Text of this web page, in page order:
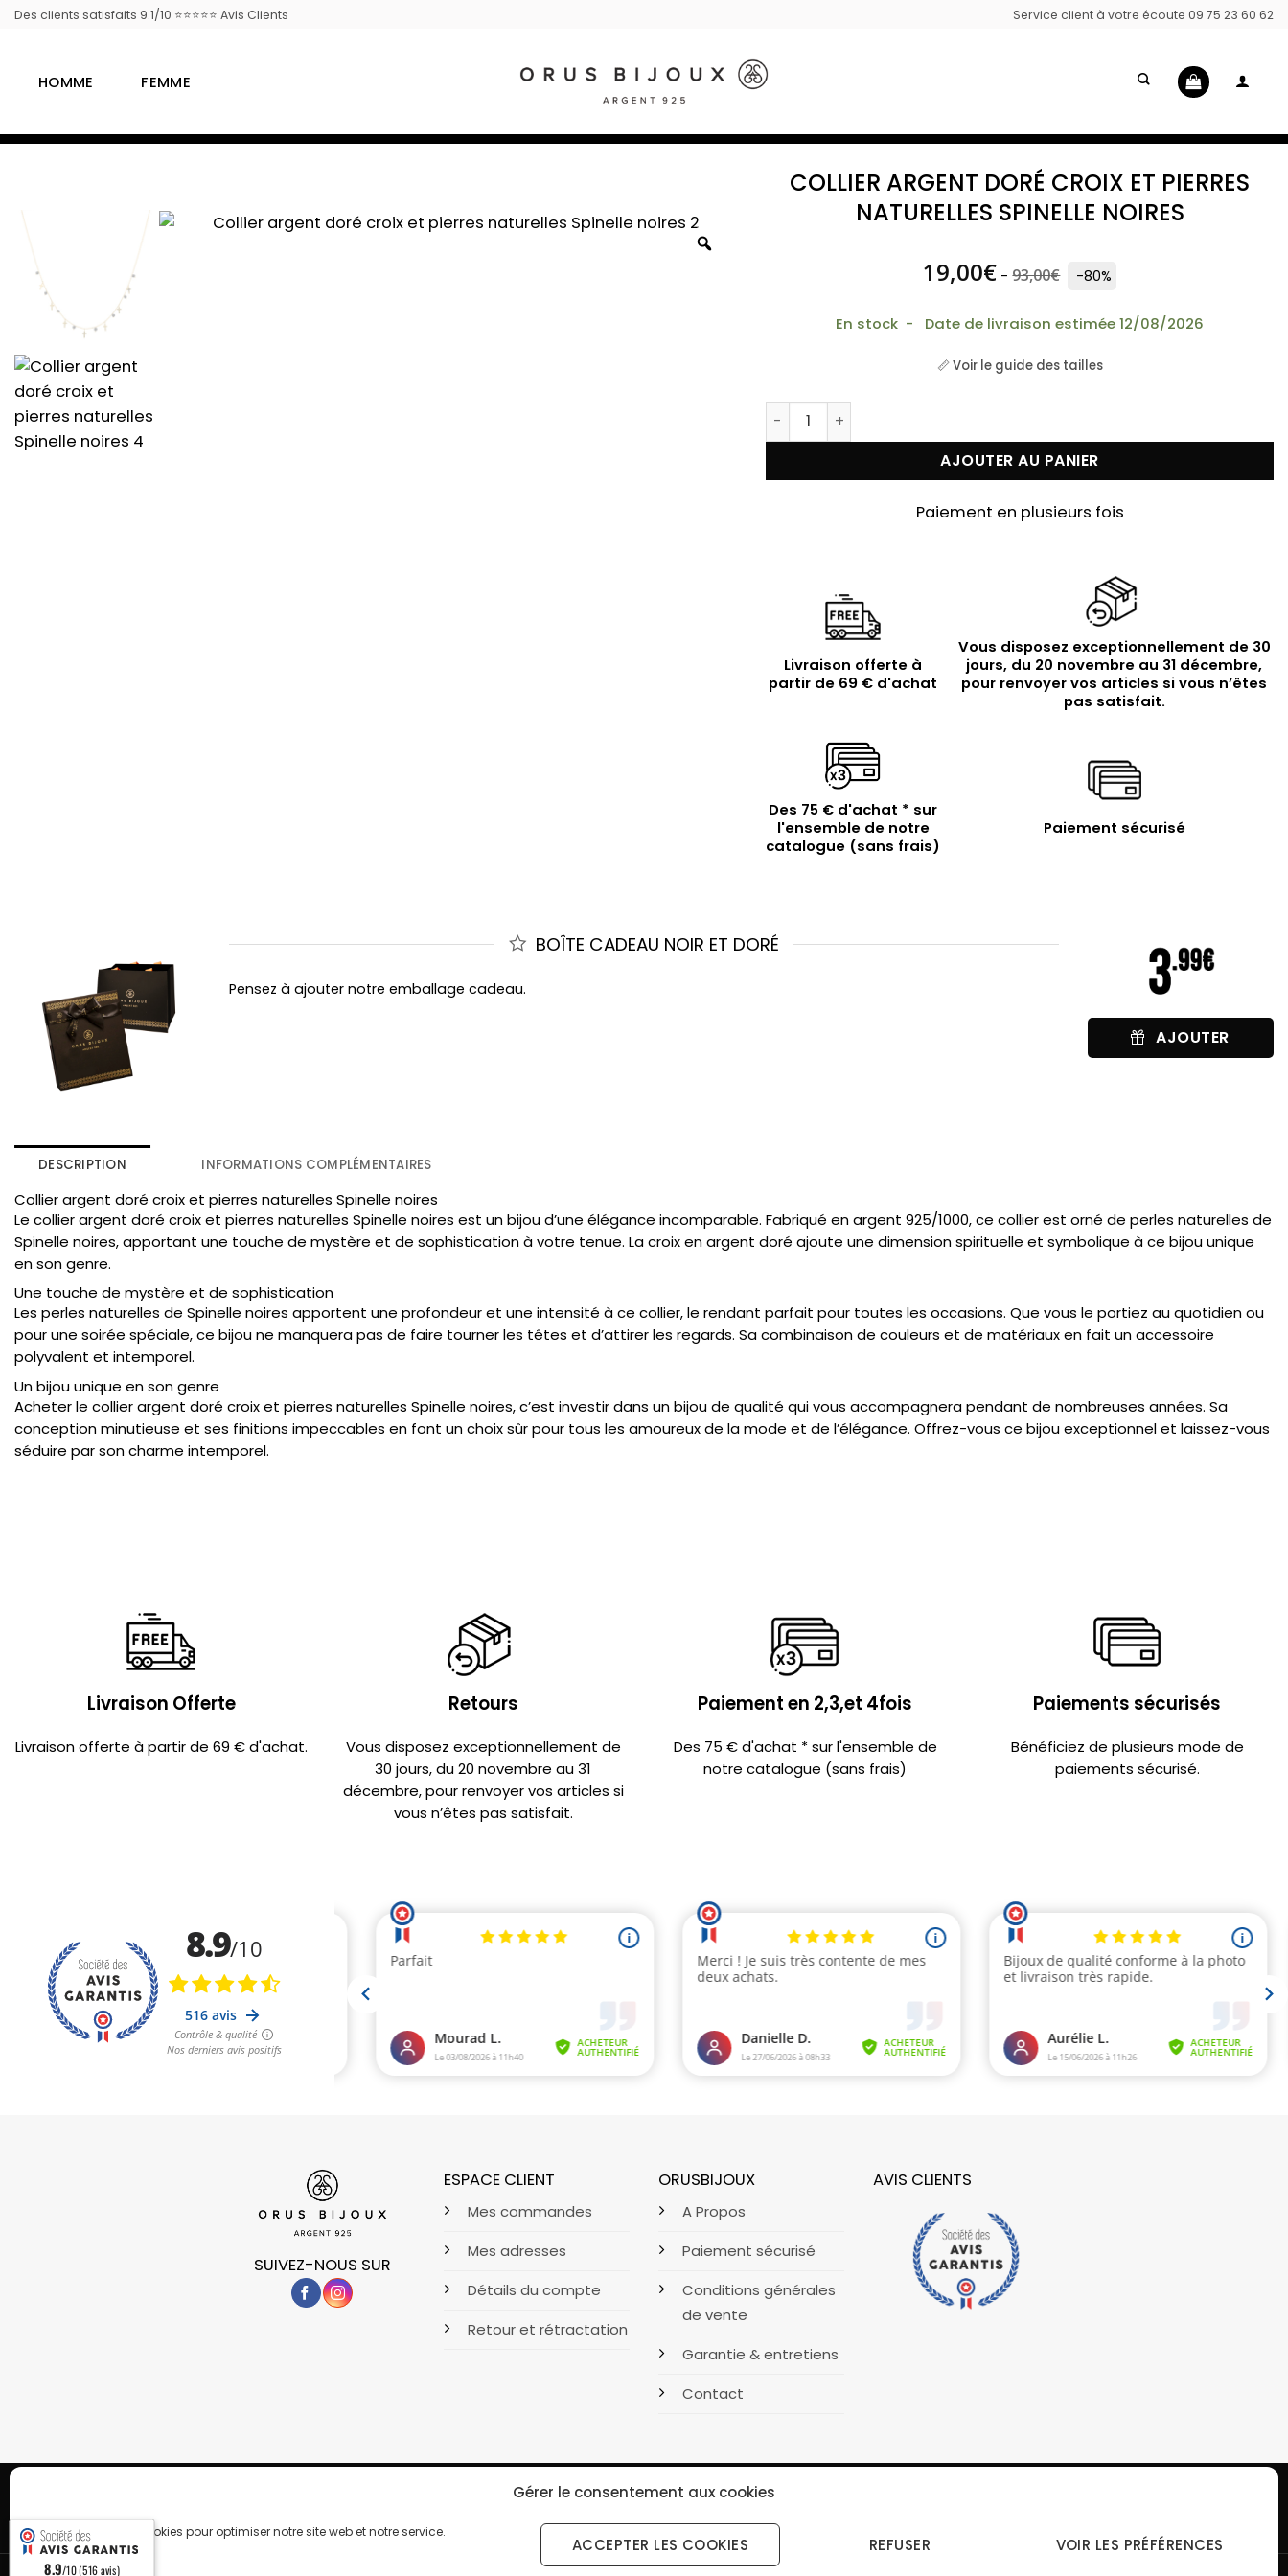
Gérer le consentement aux cookies
Nous utilisons des cookies pour optimiser notre site web et notre service.
ACCEPTER LES COOKIES REFUSER VOIR LES PRÉFÉRENCES
Passer
Des clients satisfaits 9.1/10 ⭐⭐⭐⭐⭐ Avis Clients Service client à votre écoute 09 75 23 60 62
HOMME FEMME
COLLIER ARGENT DORÉ CROIX ET PIERRES
NATURELLES SPINELLE NOIRES
19,00€ -93,00€ -80%
En stock - Date de livraison estimée 12/08/2026
📏 Voir le guide des tailles
quantité de Collier argent doré croix et pierres naturelles Spinelle
AJOUTER AU PANIER
Paiement en plusieurs fois
Livraison offerte à
partir de 69 € d'achat
Vous disposez exceptionnellement de 30
jours, du 20 novembre au 31 décembre,
pour renvoyer vos articles si vous n’êtes
pas satisfait.
Des 75 € d'achat * sur
l'ensemble de notre
catalogue (sans frais)
Paiement sécurisé
BOÎTE CADEAU NOIR ET DORÉ
Pensez à ajouter notre emballage cadeau.
AJOUTER
DESCRIPTION INFORMATIONS COMPLÉMENTAIRES
Collier argent doré croix et pierres naturelles Spinelle noires
Le collier argent doré croix et pierres naturelles Spinelle noires est un bijou d’une élégance incomparable. Fabriqué en argent 925/1000, ce collier est orné de perles naturelles de
Spinelle noires, apportant une touche de mystère et de sophistication à votre tenue. La croix en argent doré ajoute une dimension spirituelle et symbolique à ce bijou unique
en son genre.
Une touche de mystère et de sophistication
Les perles naturelles de Spinelle noires apportent une profondeur et une intensité à ce collier, le rendant parfait pour toutes les occasions. Que vous le portiez au quotidien ou
pour une soirée spéciale, ce bijou ne manquera pas de faire tourner les têtes et d’attirer les regards. Sa combinaison de couleurs et de matériaux en fait un accessoire
polyvalent et intemporel.
Un bijou unique en son genre
Acheter le collier argent doré croix et pierres naturelles Spinelle noires, c’est investir dans un bijou de qualité qui vous accompagnera pendant de nombreuses années. Sa
conception minutieuse et ses finitions impeccables en font un choix sûr pour tous les amoureux de la mode et de l’élégance. Offrez-vous ce bijou exceptionnel et laissez-vous
séduire par son charme intemporel.
Livraison Offerte
Livraison offerte à partir de 69 € d'achat.
Retours
Vous disposez exceptionnellement de
30 jours, du 20 novembre au 31
décembre, pour renvoyer vos articles si
vous n’êtes pas satisfait.
Paiement en 2,3,et 4fois
Des 75 € d'achat * sur l'ensemble de
notre catalogue (sans frais)
Paiements sécurisés
Bénéficiez de plusieurs mode de
paiements sécurisé.
SUIVEZ-NOUS SUR
ESPACE CLIENT
Mes commandes
Mes adresses
Détails du compte
Retour et rétractation
ORUSBIJOUX
A Propos
Paiement sécurisé
Conditions générales
de vente
Garantie & entretiens
Contact
AVIS CLIENTS
BP90032, 13600 La Ciotat, France - Téléphone : 09.75.23.60.62
8.9/10 (516 avis)